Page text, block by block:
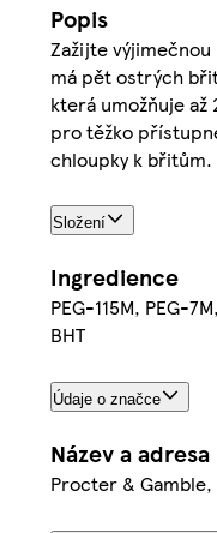
Popis
Zažijte
má pět ostrých
která umožňuje
pro těžko
chloupky k břitům.
Složení
Ingredience
PEG-115M, PEG-
BHT
Údaje o značce
Název a adresa
Procter &